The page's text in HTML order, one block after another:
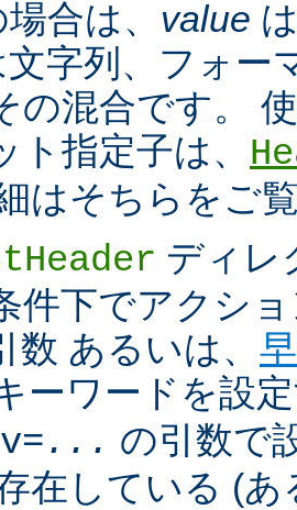
合は、 value
文字列、フォー
の混合です。
ト指定子は、
はそちらをご
ディレ
件下でアクシ
数 あるいは、
ーワードを設
... の引数で
在している (